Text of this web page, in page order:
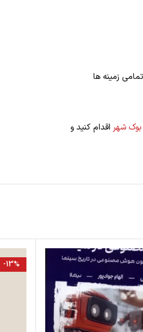
زمینه ها
بوک شهر اقدام کنید و
-13%